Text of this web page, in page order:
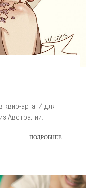
арта. И для
Австралии.
ПОДРОБНЕЕ